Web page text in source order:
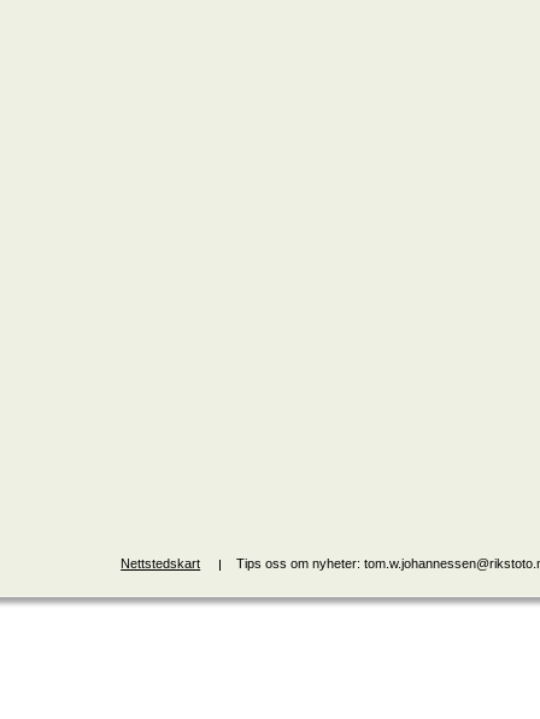
Nettstedskart Tips oss om nyheter: